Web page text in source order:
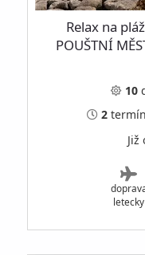
Relax na
POUŠTNÍ
10
2
Již
letecky